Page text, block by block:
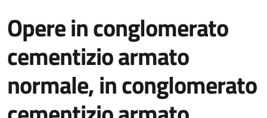
Opere in conglomerato
cementizio armato
normale, in conglomerato